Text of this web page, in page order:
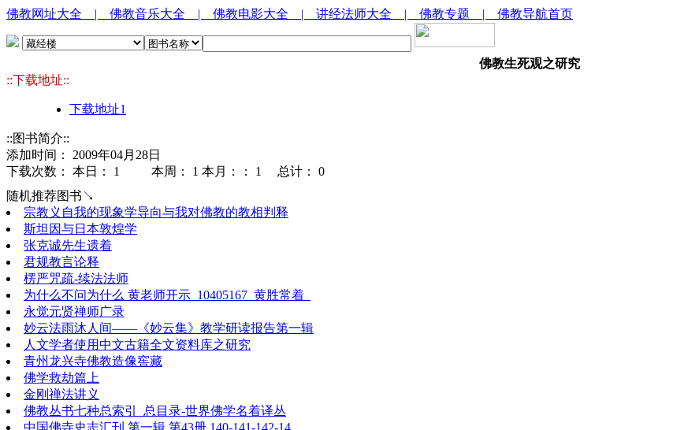
佛教网址大全 | 佛教音乐大全 | 佛教电影大全 | 讲经法师大全 | 佛教专题 | 佛教导航首页
佛教生死观之研究
::下载地址::
下载地址1
::图书简介::
添加时间： 2009年04月28日
下载次数： 本日： 1 本周： 1 本月：： 1 总计： 0
随机推荐图书↘
宗教义自我的现象学导向与我对佛教的教相判释
斯坦因与日本敦煌学
张克诚先生遗着
君规教言论释
楞严咒疏-续法法师
为什么不问为什么 黄老师开示_10405167_黄胜常着_
永觉元贤禅师广录
妙云法雨沐人间——《妙云集》教学研读报告第一辑
人文学者使用中文古籍全文资料库之研究
青州龙兴寺佛教造像窖藏
佛学救劫篇上
金刚禅法讲义
佛教丛书七种总索引_总目录-世界佛学名着译丛
中国佛寺史志汇刊 第一辑 第43册 140-141-142-14